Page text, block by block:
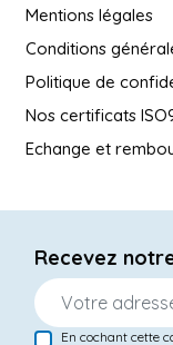
Mentions légales
Conditions
Politique de
Nos certificats
Echange et
Recevez
En cochant cette